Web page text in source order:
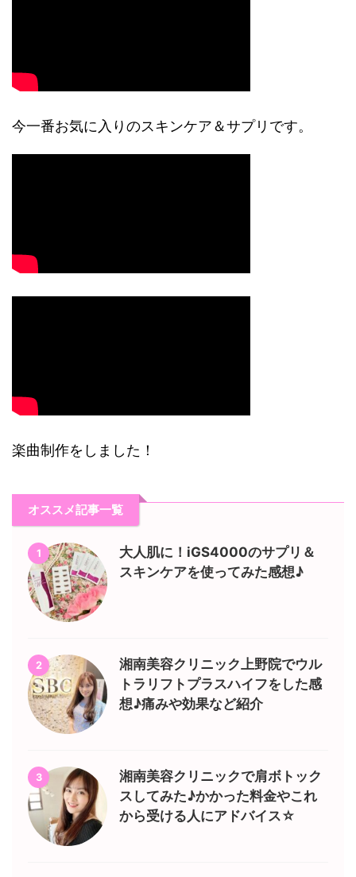
今一番お気に入りのスキンケア＆サプリです。
楽曲制作をしました！
オススメ記事一覧
1
大人肌に！iGS4000のサプリ＆
スキンケアを使ってみた感想♪
2
湘南美容クリニック上野院でウル
トラリフトプラスハイフをした感
想♪痛みや効果など紹介
3
湘南美容クリニックで肩ボトック
スしてみた♪かかった料金やこれ
から受ける人にアドバイス☆